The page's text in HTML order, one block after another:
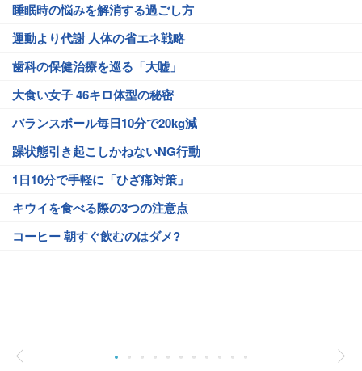
睡眠時の悩みを解消する過ごし方
運動より代謝 人体の省エネ戦略
歯科の保健治療を巡る「大嘘」
大食い女子 46キロ体型の秘密
バランスボール毎日10分で20kg減
躁状態引き起こしかねないNG行動
1日10分で手軽に「ひざ痛対策」
キウイを食べる際の3つの注意点
コーヒー 朝すぐ飲むのはダメ?